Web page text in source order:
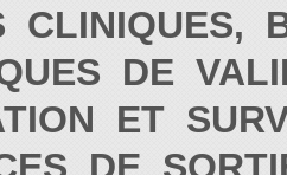
CLINIQUES,
DE
ET